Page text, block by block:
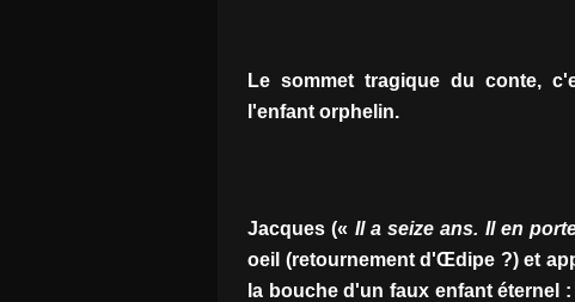
Le sommet tragique du conte,
l'enfant orphelin.
Jacques (« Il a seize ans. Il en
oeil (retournement d'Œdipe ?) et
la bouche d'un faux enfant éternel